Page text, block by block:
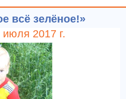
всё зелёное!»
2017 г.